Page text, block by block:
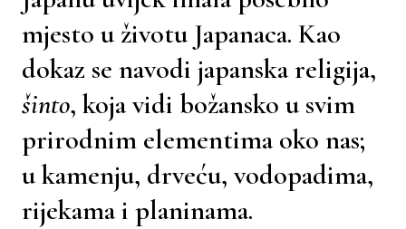
mjesto u životu Japanaca. Kao
dokaz se navodi japanska religija,
šinto, koja vidi božansko u svim
prirodnim elementima oko nas;
u kamenju, drveću, vodopadima,
rijekama i planinama.